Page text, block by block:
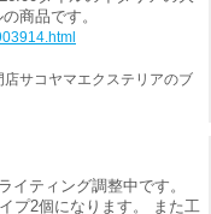
商品です。
サコヤマエクステリアのブ
イティング調整中です。
プ2個になります。 また工